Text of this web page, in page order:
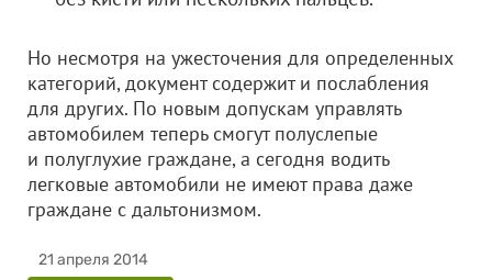
Но несмотря на ужесточения для определенных
категорий, документ содержит и послабления
для других. По новым допускам управлять
автомобилем теперь смогут полуслепые
и полуглухие граждане, а сегодня водить
легковые автомобили не имеют права даже
граждане с дальтонизмом.
21 апреля 2014